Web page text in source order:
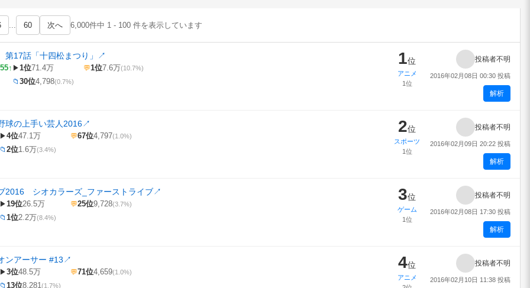
... 60 次へ 6,000件中 1 - 100 件を表示しています
17話「十四松まつり」 ↗
▶1位71.4万 💬1位7.6万(10.7%)
📁 30位4,798(0.7%)
1位
アニメ
1位
投稿者不明
2016年02月08日 00:30 投稿
解析
球の上手い芸人2016↗
▶4位47.1万 💬67位4,797(1.0%)
📁 2位1.6万(3.4%)
2位
スポーツ
1位
投稿者不明
2016年02月09日 20:22 投稿
解析
2016 シオカラーズ_ファーストライブ↗
▶19位26.5万 💬25位9,728(3.7%)
📁 1位2.2万(8.4%)
3位
ゲーム
1位
投稿者不明
2016年02月08日 17:30 投稿
解析
ンアーサー #13↗
▶3位48.5万 💬71位4,659(1.0%)
📁 13位8,281(1.7%)
4位
アニメ
投稿者不明
2016年02月10日 11:38 投稿